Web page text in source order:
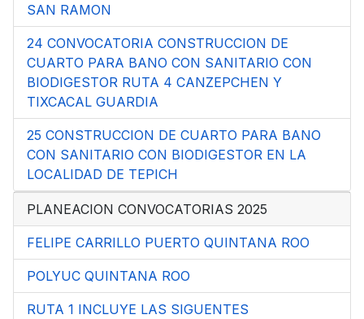
SAN RAMON
24 CONVOCATORIA CONSTRUCCION DE
CUARTO PARA BANO CON SANITARIO CON
BIODIGESTOR RUTA 4 CANZEPCHEN Y
TIXCACAL GUARDIA
25 CONSTRUCCION DE CUARTO PARA BANO
CON SANITARIO CON BIODIGESTOR EN LA
LOCALIDAD DE TEPICH
PLANEACION CONVOCATORIAS 2025
FELIPE CARRILLO PUERTO QUINTANA ROO
POLYUC QUINTANA ROO
RUTA 1 INCLUYE LAS SIGUENTES